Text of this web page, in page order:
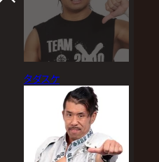
タダスケ